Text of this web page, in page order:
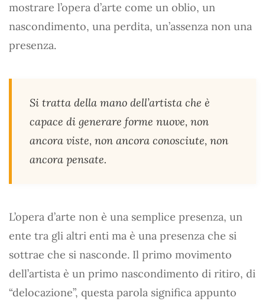
mostrare l’opera d’arte come un oblio, un
nascondimento, una perdita, un’assenza non una
presenza.
Si tratta della mano dell’artista che è
capace di generare forme nuove, non
ancora viste, non ancora conosciute, non
ancora pensate.
L’opera d’arte non è una semplice presenza, un
ente tra gli altri enti ma è una presenza che si
sottrae che si nasconde. Il primo movimento
dell’artista è un primo nascondimento di ritiro, di
“delocazione”, questa parola significa appunto